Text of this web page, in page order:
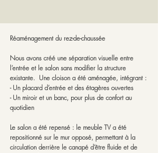
Réaménagement du rez-de-chaussée
Nous avons créé une séparation visuelle entre
l’entrée et le salon sans modifier la structure
existante. Une cloison a été aménagée, intégrant :
- Un placard d’entrée et des étagères ouvertes
- Un miroir et un banc, pour plus de confort au
quotidien
Le salon a été repensé : le meuble TV a été
repositionné sur le mur opposé, permettant à la
circulation derrière le canapé d’être fluide et de